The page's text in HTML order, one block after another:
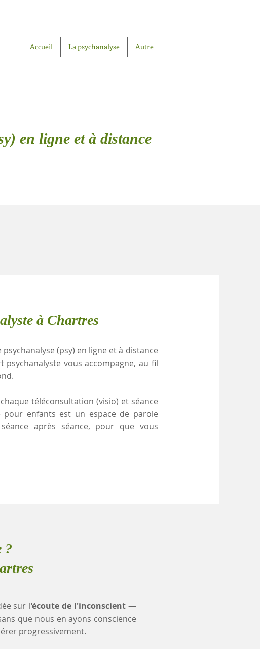
Accueil La psychanalyse Autre
en ligne et à distance
à Chartres
(psy) en ligne et à distance
vous accompagne, au fil
téléconsultation (visio) et séance
pour enfants est un espace de parole
après séance, pour que vous
?
sur l'écoute de l'inconscient—
que nous en ayons conscience
progressivement.